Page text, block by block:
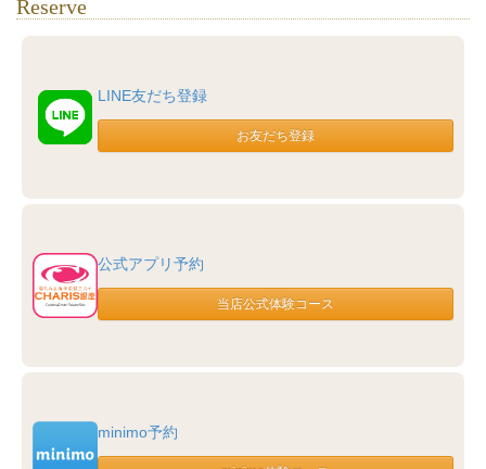
Reserve
LINE友だち登録
公式アプリ予約
minimo予約